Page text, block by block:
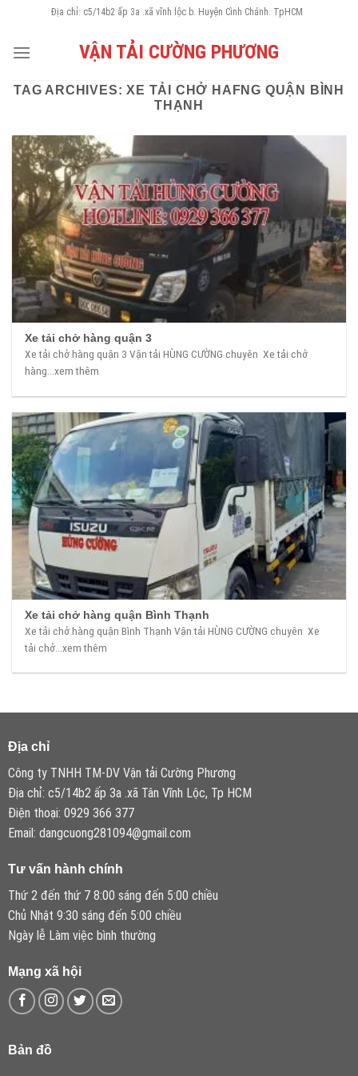
content
Địa chỉ: c5/14b2 ấp 3a .xã vĩnh lộc b. Huyện Cình Chánh. TpHCM
VẬN TẢI CƯỜNG PHƯƠNG
TAG ARCHIVES:XE TẢI CHỞ HAFNG QUẬN BÌNH
THẠNH
Xe tải chở hàng quận 3
Xe tải chở hàng quận 3 Vận tải HÙNG CƯỜNG chuyên Xe tải chở
hàng...xem thêm
Xe tải chở hàng quận Bình Thạnh
Xe tải chở hàng quận Bình Thạnh Vận tải HÙNG CƯỜNG chuyên Xe
tải chở...xem thêm
Địa chỉ
Công ty TNHH TM-DV Vận tải Cường Phương
Địa chỉ: c5/14b2 ấp 3a .xã Tân Vĩnh Lộc, Tp HCM
Điện thoại: 0929 366 377
Email: dangcuong281094@gmail.com
Tư vấn hành chính
Thứ 2 đến thứ 7 8:00 sáng đến 5:00 chiều
Chủ Nhật 9:30 sáng đến 5:00 chiều
Ngày lễ Làm việc bình thường
Mạng xã hội
Bản đồ